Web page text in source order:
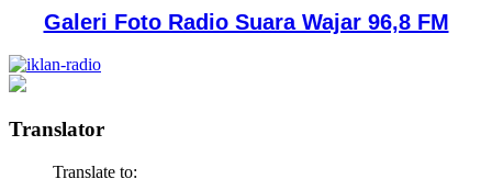
Galeri Foto Radio Suara Wajar 96,8 FM
Translator
Translate to: